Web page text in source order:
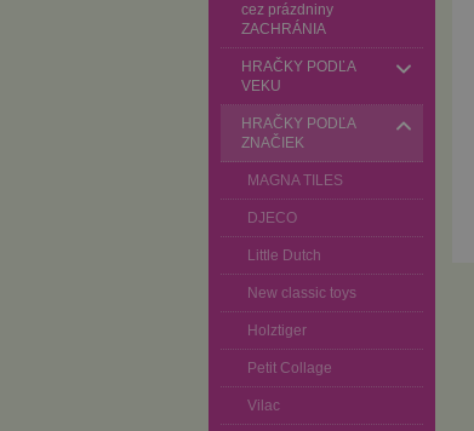
cez prázdniny
ZACHRÁNIA
HRAČKY PODĽA
VEKU
HRAČKY PODĽA
ZNAČIEK
MAGNA TILES
DJECO
Little Dutch
New classic toys
Holztiger
Petit Collage
Vilac